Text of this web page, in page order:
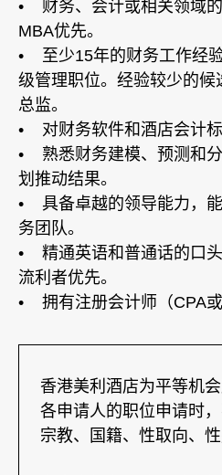
• 财务、会计或相关领域
MBA优先。
• 至少15年的财务工作经
级管理职位。经验较少的候
总监。
• 对财务软件和酒店会计标
• 熟悉财务建模、预测和
划推动结果。
• 具备卓越的领导能力，
务团队。
• 精通英语和普通话的口
流利者优先。
• 拥有注册会计师（CPA或
香港美利酒店为平等机
各申请人的职位申请时
宗教、国籍、性取向、